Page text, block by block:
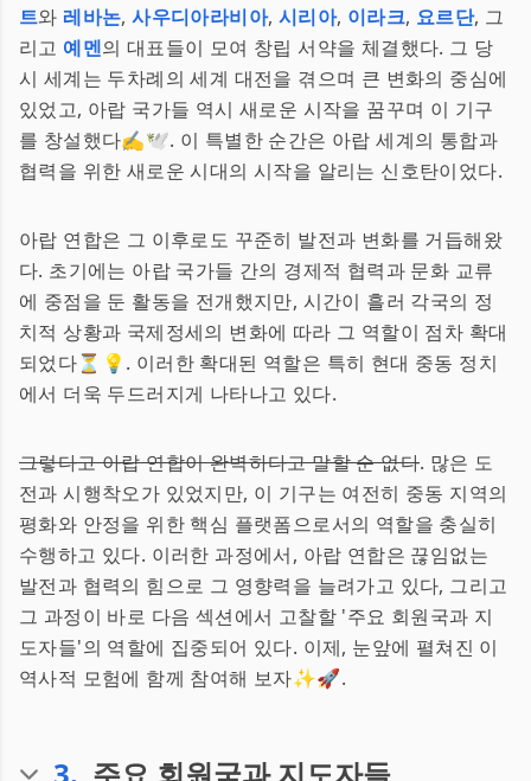
트와 레바논,사우디아라비아, 시리아, 이라크, 요르단, 그
리고 예멘의 대표들이 모여 창립 서약을 체결했다. 그 당
시 세계는 두차례의 세계 대전을 겪으며 큰 변화의 중심에
있었고, 아랍 국가들 역시 새로운 시작을 꿈꾸며 이 기구
를 창설했다✍️🕊️. 이 특별한 순간은 아랍 세계의 통합과
협력을 위한 새로운 시대의 시작을 알리는 신호탄이었다.
아랍 연합은 그 이후로도 꾸준히 발전과 변화를 거듭해왔
다. 초기에는 아랍 국가들 간의 경제적 협력과 문화 교류
에 중점을 둔 활동을 전개했지만, 시간이 흘러 각국의 정
치적 상황과 국제정세의 변화에 따라 그 역할이 점차 확대
되었다⏳💡. 이러한 확대된 역할은 특히 현대 중동 정치
에서 더욱 두드러지게 나타나고 있다.
그렇다고 아랍 연합이 완벽하다고 말할 순 없다. 많은 도
전과 시행착오가 있었지만, 이 기구는 여전히 중동 지역의
평화와 안정을 위한 핵심 플랫폼으로서의 역할을 충실히
수행하고 있다. 이러한 과정에서, 아랍 연합은 끊임없는
발전과 협력의 힘으로 그 영향력을 늘려가고 있다, 그리고
그 과정이 바로 다음 섹션에서 고찰할 '주요 회원국과 지
도자들'의 역할에 집중되어 있다. 이제, 눈앞에 펼쳐진 이
역사적 모험에 함께 참여해 보자✨🚀.